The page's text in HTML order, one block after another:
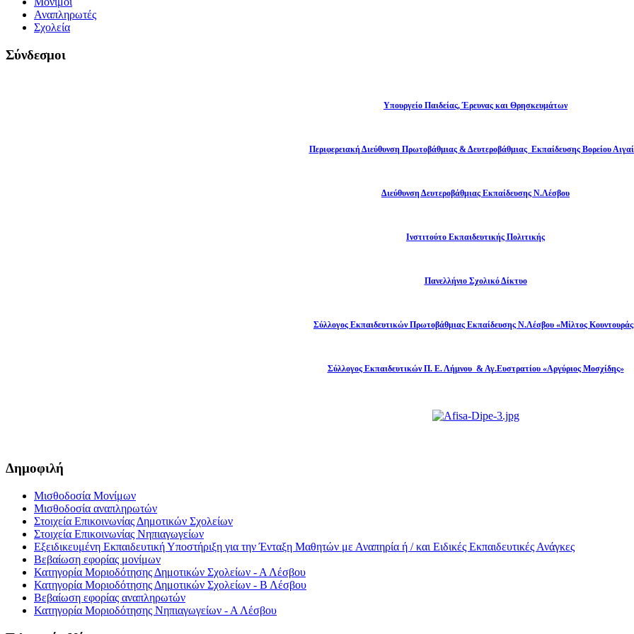
Αναπληρωτές
Σχολεία
Σύνδεσμοι
Υπουργείο Παιδείας, Έρευνας και Θρησκευμάτων
Περιφερειακή Διεύθυνση Πρωτοβάθμιας & Δευτεροβάθμιας Εκπαίδευσης Βορείου
Διεύθυνση Δευτεροβάθμιας Εκπαίδευσης Ν.Λέσβου
Ινστιτούτο Εκπαιδευτικής Πολιτικής
Πανελλήνιο Σχολικό Δίκτυο
Σύλλογος Εκπαιδευτικών Πρωτοβάθμιας Εκπαίδευσης Ν.Λέσβου «Μίλτος
Σύλλογος Εκπαιδευτικών Π. Ε. Λήμνου & Αγ.Ευστρατίου «Αργύριος Μοσχίδης»
Δημοφιλή
Μισθοδοσία Μονίμων
Μισθοδοσία αναπληρωτών
Στοιχεία Επικοινωνίας Δημοτικών Σχολείων
Στοιχεία Επικοινωνίας Νηπιαγωγείων
Εξειδικευμένη Εκπαιδευτική Υποστήριξη για την Ένταξη Μαθητών με Αναπηρία ή / και Eιδικές Εκπαιδευτικές Ανάγκες
Βεβαίωση εφορίας μονίμων
Κατηγορία Μοριοδότησης Δημοτικών Σχολείων - Α Λέσβου
Κατηγορία Μοριοδότησης Δημοτικών Σχολείων - Β Λέσβου
Βεβαίωση εφορίας αναπληρωτών
Κατηγορία Μοριοδότησης Νηπιαγωγείων - Α Λέσβου